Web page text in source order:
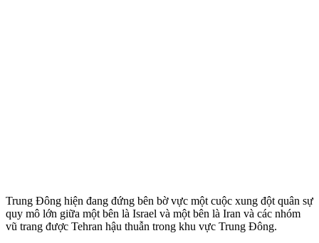
Trung Đông hiện đang đứng bên bờ vực một cuộc xung đột quân sự
quy mô lớn giữa một bên là Israel và một bên là Iran và các nhóm
vũ trang được Tehran hậu thuẫn trong khu vực Trung Đông.